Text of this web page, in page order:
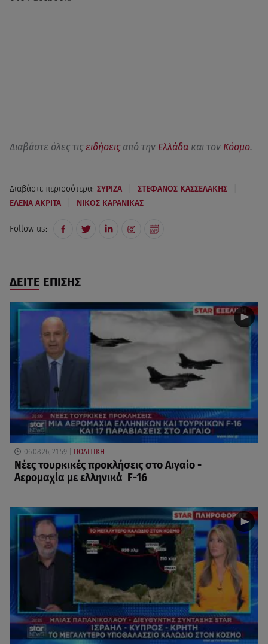
Διαβάστε όλες τις ειδήσεις από την Ελλάδα και τον Κόσμο.
Διαβάστε περισσότερα: ΣΥΡΙΖΑ ΣΤΕΦΑΝΟΣ ΚΑΣΣΕΛΑΚΗΣ
ΕΛΕΝΑ ΑΚΡΙΤΑ ΝΙΚΟΣ ΚΑΡΑΝΙΚΑΣ
Follow us:
ΔΕΙΤΕ ΕΠΙΣΗΣ
06.08.26, 21:59 ΠΟΛΙΤΙΚΗ
Νέες τουρκικές προκλήσεις στο Αιγαίο -
Αερομαχία με ελληνικά F-16